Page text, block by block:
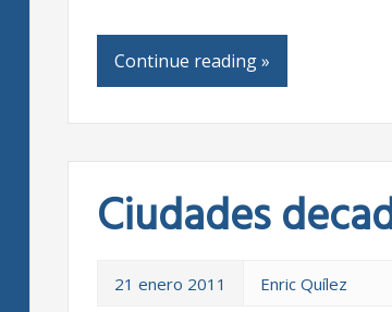
Continue reading »
Ciudades
21 enero 2011 Enric Quílez